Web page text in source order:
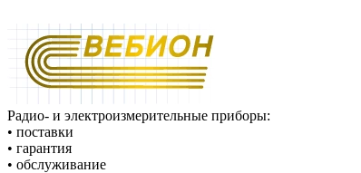
Радио- и электроизмерительные приборы:
• поставки
• гарантия
• обслуживание